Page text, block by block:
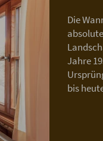
Die
Jahre
bis